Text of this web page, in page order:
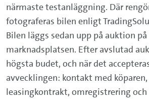
närmaste testanläggning. Där
fotograferas bilen enligt
Bilen läggs sedan upp på auktion
marknadsplatsen. Efter avslutad
högsta budet, och när det
avvecklingen: kontakt med
leasingkontrakt, omregistrering